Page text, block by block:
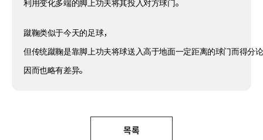
利用变化多端的脚上功夫将其投入对方球门。
蹴鞠类似于今天的足球，
但传统蹴鞠是靠脚上功夫将球送入高于地面一定距离的球门而得分
因而也略有差异。
목록